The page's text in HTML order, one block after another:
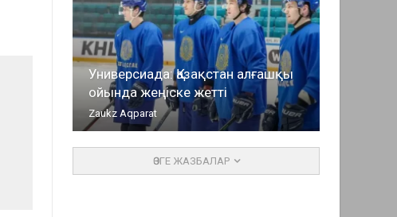
Универсиада: Қазақстан алғашқы
ойында жеңіске жетті
Zaukz Aqparat
ӨЗГЕ ЖАЗБАЛАР